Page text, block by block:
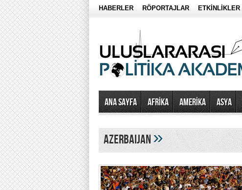
HABERLER RÖPORTAJLAR ETKİNLİKLER
Ana Sayfa AFRİKA AMERİKA ASYA
azerbaijan»